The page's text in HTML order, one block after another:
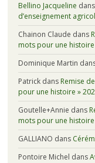
Bellino Jacqueline dans
d’enseignement
Chainon Claude dans
mots pour une
Dominique Martin
Patrickdans Remise
pour une histoire »
Goutelle+Annie dans
mots pour une
GALLIANO dans
Pontoire Michel dans